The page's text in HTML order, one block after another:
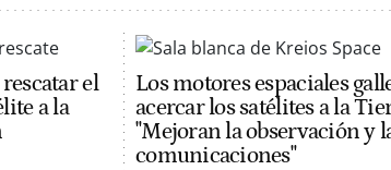
el
a la
Los motores espaciales
acercar los satélites a la
"Mejoran la observación y
comunicaciones"